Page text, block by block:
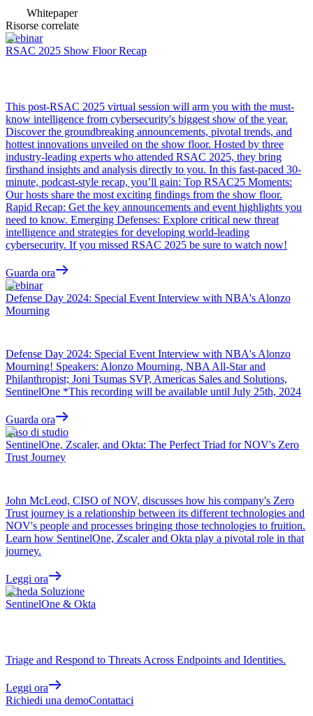
Whitepaper
Risorse correlate
Webinar
RSAC 2025 Show Floor Recap
This post-RSAC 2025 virtual session will arm you with the must-
know intelligence from cybersecurity's biggest show of the year.
Discover the groundbreaking announcements, pivotal trends, and
hottest innovations unveiled on the show floor. Hosted by three
industry-leading experts who attended RSAC 2025, they bring
firsthand insights and analysis directly to you. In this fast-paced 30-
minute, podcast-style recap, you’ll gain: Top RSAC25 Moments:
Our hosts share the most exciting findings from the show floor.
Rapid Recap: Get the key announcements and event highlights you
need to know. Emerging Defenses: Explore critical new threat
intelligence and strategies for developing world-leading
cybersecurity. If you missed RSAC 2025 be sure to watch now!
Guarda ora
Webinar
Defense Day 2024: Special Event Interview with NBA's Alonzo
Mourning
Defense Day 2024: Special Event Interview with NBA's Alonzo
Mourning! Speakers: Alonzo Mourning, NBA All-Star and
Philanthropist; Joni Tsumas SVP, Americas Sales and Solutions,
SentinelOne *This recording will be available until July 25th, 2024
Guarda ora
Caso di studio
SentinelOne, Zscaler, and Okta: The Perfect Triad for NOV's Zero
Trust Journey
John McLeod, CISO of NOV, discusses how his company's Zero
Trust journey is a relationship between its different technologies and
NOV's people and processes bringing those technologies to fruition.
Learn how SentinelOne, Zscaler and Okta play a pivotal role in that
journey.
Leggi ora
Scheda Soluzione
SentinelOne & Okta
Triage and Respond to Threats Across Endpoints and Identities.
Leggi ora
Richiedi una demoContattaci